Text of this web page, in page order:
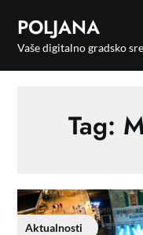
POLJANA
Vaše digitalno gradsko
Tag:
Aktualnosti